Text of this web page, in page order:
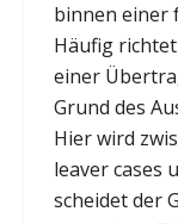
binnen einer
Häufig richtet
einer
Grund des
Hier wird
leaver cases
scheidet der